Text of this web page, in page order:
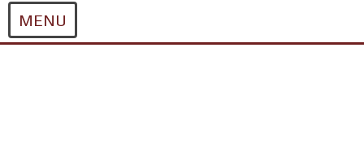
MENU